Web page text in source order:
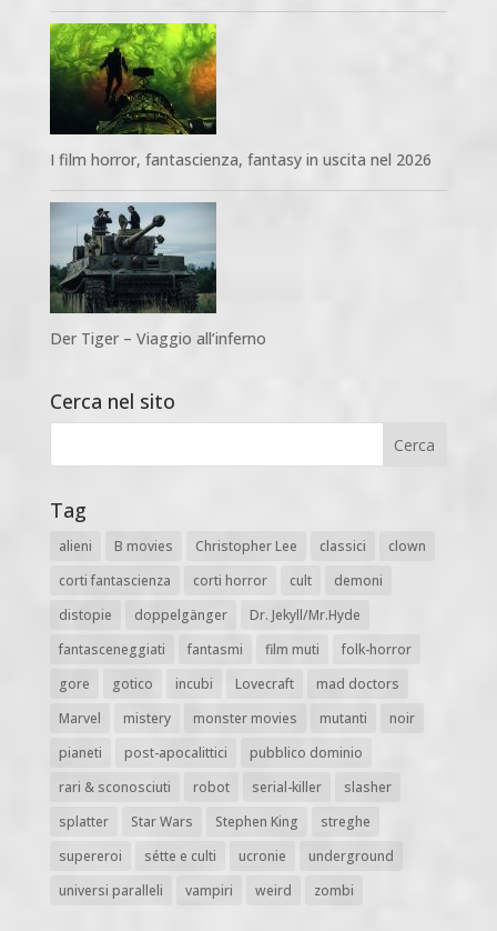
I film horror, fantascienza, fantasy in uscita nel 2026
Der Tiger – Viaggio all’inferno
Cerca nel sito
Tag
alieni B movies Christopher Lee classici
clown
corti fantascienza
corti horror cult
demoni
distopie
doppelgänger
Dr. Jekyll/Mr.Hyde
fantasceneggiati
fantasmi film muti
folk-horror
gore
gotico incubi Lovecraft
mad doctors
Marvel
mistery monster movies mutanti
noir
pianeti
post-apocalittici
pubblico dominio
rari & sconosciuti
robot serial-killer
slasher
splatter
Star Wars Stephen King
streghe
supereroi
sétte e culti ucronie
underground
universi paralleli
vampiri weird zombi